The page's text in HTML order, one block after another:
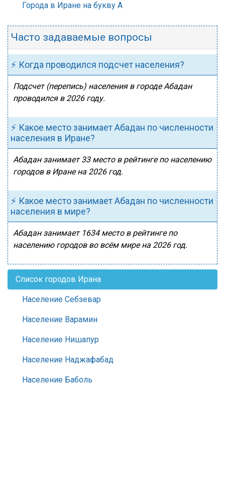
Города в Иране на букву А
Часто задаваемые вопросы
⚡ Когда проводился подсчет населения?
Подсчет (перепись) населения в городе Абадан
проводился в 2026 году.
⚡ Какое место занимает Абадан по численности
населения в Иране?
Абадан занимает 33 место в рейтинге по населению
городов в Иране на 2026 год.
⚡ Какое место занимает Абадан по численности
населения в мире?
Абадан занимает 1634 место в рейтинге по
населению городов во всём мире на 2026 год.
Список городов Ирана
Население Себзевар
Население Варамин
Население Нишапур
Население Наджафабад
Население Баболь